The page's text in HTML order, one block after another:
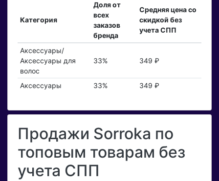
Категория
Доля от
всех
заказов
бренда
Средняя цена со
скидкой без
учета СПП
Аксессуары/
Аксессуары для
волос
33% 349 ₽
Аксессуары 33% 349 ₽
Продажи Sorroka по
топовым товарам без
учета СПП